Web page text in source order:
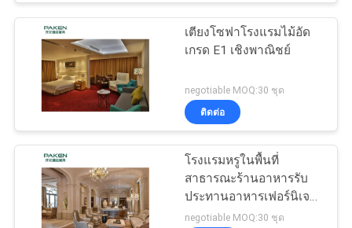
เตียงโซฟาโรงแรมไม้อัด
เกรด E1 เชิงพาณิชย์
negotiable MOQ:30 ชุด
ติดต่อ
โรงแรมหรูในพื้นที่
สาธารณะร้านอาหารรับ
ประทานอาหารเฟอร์นิเจอร์
หลวม
negotiable MOQ:30 ชุด